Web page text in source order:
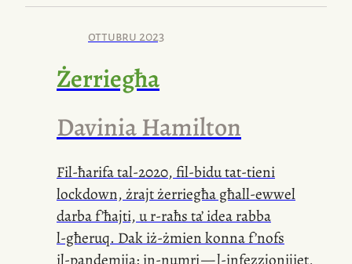
ottubru 2023
Żerriegħa
Davinia Hamilton
Fil-ħarifatal-2020, fil-bidutat-tieni
lockdown, żrajt żerriegħa għall-ewwel
darba f’ħajti, ur-raħsta’ idea rabba
l-għeruq. Dakiż-żmienkonna f’nofs